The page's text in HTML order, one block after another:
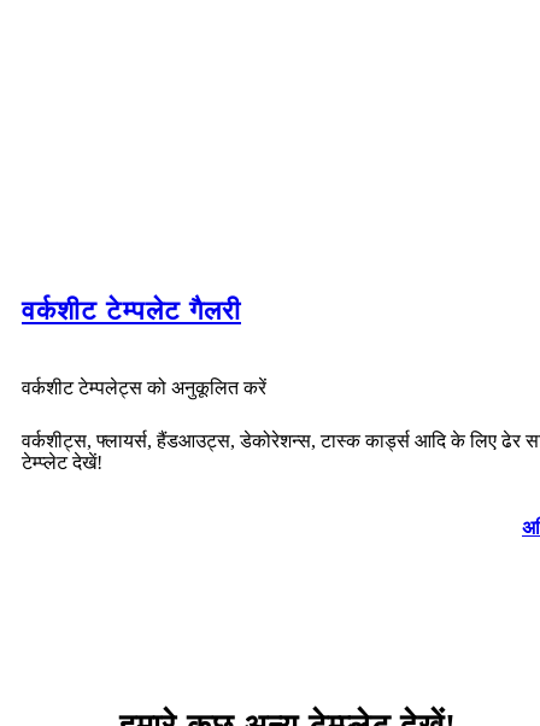
वर्कशीट टेम्पलेट गैलरी
वर्कशीट टेम्पलेट्स को अनुकूलित करें
वर्कशीट्स, फ्लायर्स, हैंडआउट्स, डेकोरेशन्स, टास्क कार्ड्स आदि के लिए ढेर
टेम्प्लेट देखें!